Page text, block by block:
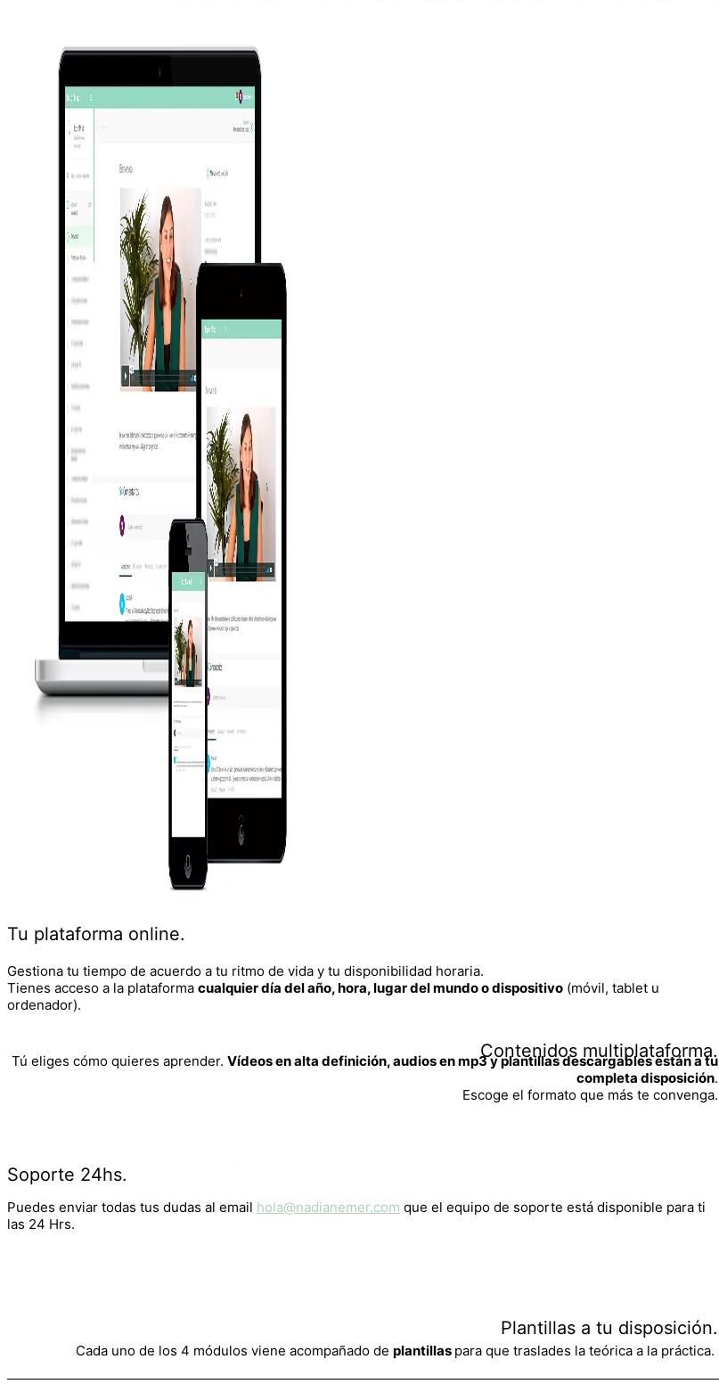
Tu plataforma online.
Gestiona tu tiempo de acuerdo a tu ritmo de vida y tu disponibilidad horaria.
Tienes acceso a la plataforma cualquier día del año, hora, lugar del mundo o dispositivo (móvil, tablet u
ordenador).
Contenidos multiplataforma.
Tú eliges cómo quieres aprender. Vídeos en alta definición, audios en mp3 y plantillas descargables están a tu
completa disposición.
Escoge el formato que más te convenga.
Soporte 24hs.
Puedes enviar todas tus dudas al email hola@nadianemer.com que el equipo de soporte está disponible para ti
las 24 Hrs.
Plantillas a tu disposición.
Cada uno de los 4 módulos viene acompañado de plantillas para que traslades la teórica a la práctica.